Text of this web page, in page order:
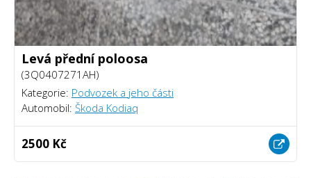
Levá přední poloosa
(3Q0407271AH)
Kategorie: Podvozek a jeho části
Automobil: Škoda Kodiaq
2500 Kč